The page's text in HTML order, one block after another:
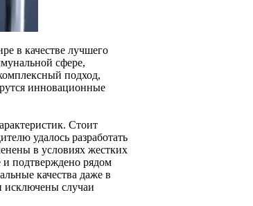
в качестве лучшего
сфере,
подход,
инновационные
Стоит
удалось разработать
в условиях жестких
и подтверждено рядом
качества даже в
исключены случаи